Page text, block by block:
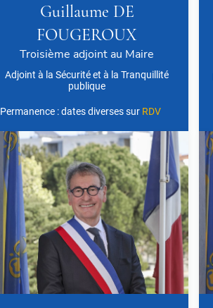
Guillaume DE
FOUGEROUX
Troisième adjoint au Maire
Adjoint à la Sécurité et à la Tranquillité
publique
Permanence : dates diverses sur RDV